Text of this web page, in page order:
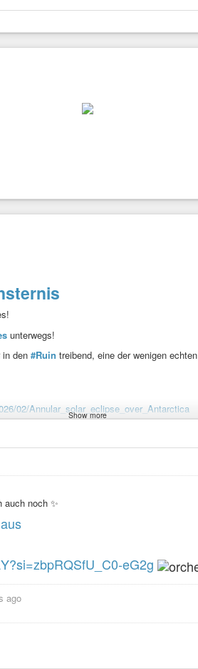
unterwegs!
den #Ruin treibend, eine der wenigen echten
02/Annular_solar_eclipse_over_Antarctica
Show more
auch noch ✨
eG2g
ago